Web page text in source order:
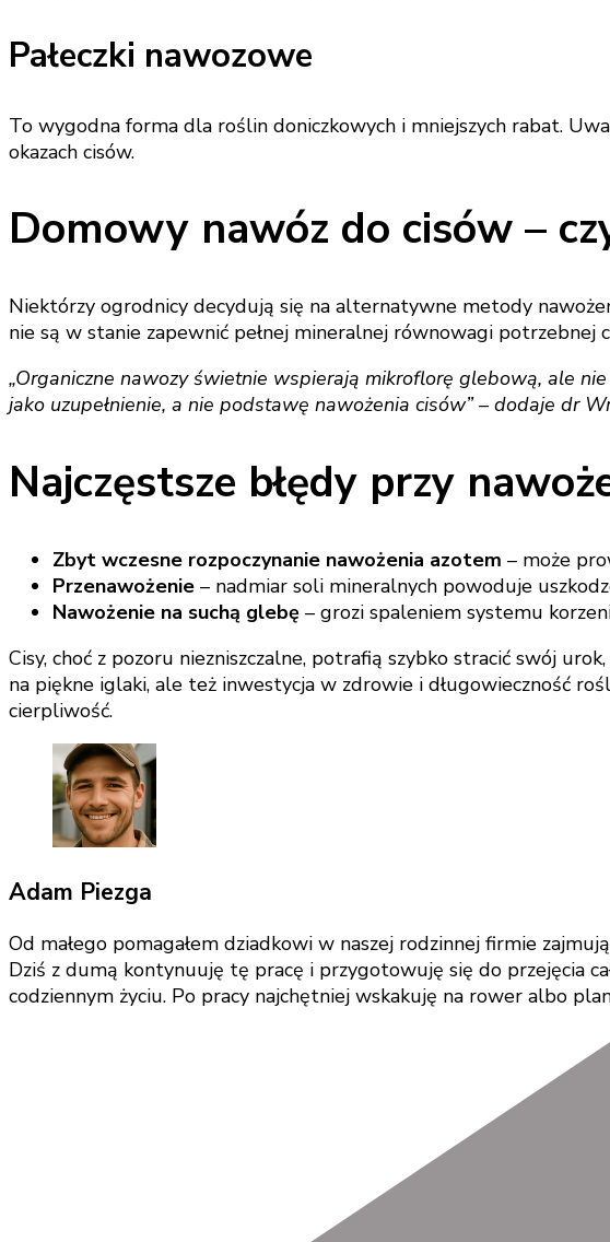
Pałeczki nawozowe
To wygodna forma dla roślin doniczkowych i mniejszych rabat.
okazach cisów.
Domowy nawóz do cisów –
Niektórzy ogrodnicy decydują się na alternatywne metody
nie są w stanie zapewnić pełnej mineralnej równowagi potrzebnej
„Organiczne nawozy świetnie wspierają mikroflorę glebową, ale
jako uzupełnienie, a nie podstawę nawożenia cisów” – dodaje dr
Najczęstsze błędy przy
Zbyt wczesne rozpoczynanie nawożenia azotem – może
Przenawożenie – nadmiar soli mineralnych powoduje
Nawożenie na suchą glebę – grozi spaleniem systemu
Cisy, choć z pozoru niezniszczalne, potrafią szybko stracić swój
na piękne iglaki, ale też inwestycja w zdrowie i długowieczność
cierpliwość.
Adam Piezga
Od małego pomagałem dziadkowi w naszej rodzinnej firmie
Dziś z dumą kontynuuję tę pracę i przygotowuję się do przejęcia
codziennym życiu. Po pracy najchętniej wskakuję na rower albo